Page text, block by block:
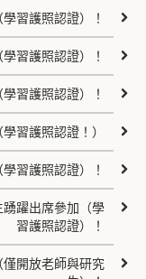
習護照認證）！
習護照認證）！
習護照認證）！
習護照認證！）
習護照認證）！
躍出席參加（學
習護照認證）！
開放老師與研究